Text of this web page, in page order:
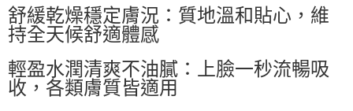
每筆NT$60，滿NT$599(含以上)免運費
付款後7-11取貨
每筆NT$60，滿NT$599(含以上)免運費
宅配
舒緩乾燥穩定膚況：質地溫和貼心，維
持全天候舒適體感
輕盈水潤清爽不油膩：上臉一秒流暢吸
收，各類膚質皆適用